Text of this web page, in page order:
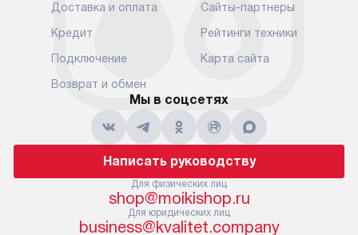
Доставка и оплата
Кредит
Подключение
Возврат и обмен
Сайты-партнеры
Рейтинги техники
Карта сайта
Мы в соцсетях
Написать руководству
Для физических лиц
shop@moikishop.ru
Для юридических лиц
business@kvalitet.company